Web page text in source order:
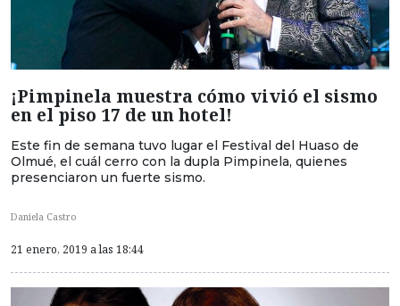
¡Pimpinela muestra cómo vivió el sismo
en el piso 17 de un hotel!
Este fin de semana tuvo lugar el Festival del Huaso de
Olmué, el cuál cerro con la dupla Pimpinela, quienes
presenciaron un fuerte sismo.
Daniela Castro
21 enero, 2019 a las 18:44